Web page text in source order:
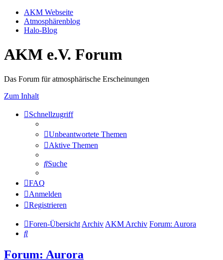
AKM Webseite
Atmosphärenblog
Halo-Blog
AKM e.V. Forum
Das Forum für atmosphärische Erscheinungen
Zum Inhalt
Schnellzugriff
Unbeantwortete Themen
Aktive Themen
Suche
FAQ
Anmelden
Registrieren
Foren-Übersicht Archiv AKM Archiv Forum: Aurora
Suche
Forum: Aurora